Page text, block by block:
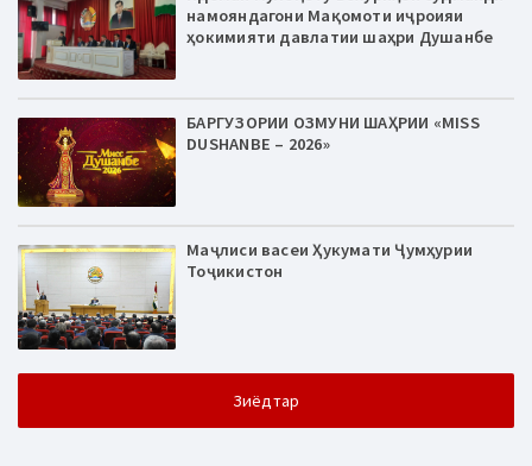
намояндагони Мақомоти иҷроияи
ҳокимияти давлатии шаҳри Душанбе
БАРГУЗОРИИ ОЗМУНИ ШАҲРИИ «MISS
DUSHANBE – 2026»
Маҷлиси васеи Ҳукумати Ҷумҳурии
Тоҷикистон
Зиёдтар